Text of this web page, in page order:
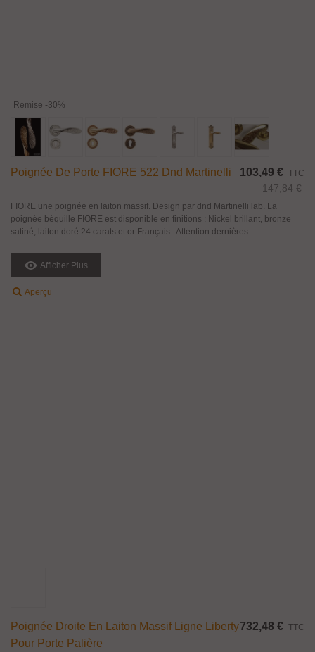
Remise -30%
Poignée De Porte FIORE 522 Dnd Martinelli 103,49 € TTC
147,84 €
FIORE une poignée en laiton massif. Design par dnd Martinelli lab. La
poignée béquille FIORE est disponible en finitions : Nickel brillant, bronze
satiné, laiton doré 24 carats et or Français. Attention dernières...
Afficher Plus
Aperçu
Poignée Droite En Laiton Massif Ligne Liberty
Pour Porte Palière
732,48 € TTC